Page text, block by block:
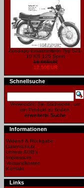
Zündapp-Ersatzteilliste Typ 521-
10 KS 125 Sport
16,66EUR
12,50EUR
Schnellsuche
Verwenden Sie Stichworte, um
ein Produkt zu finden.
erweiterte Suche
Informationen
Wideruf & Rückgabe
Datenschutz
Unsere AGB's
Impressum
Versandkosten
Kontakt
Links